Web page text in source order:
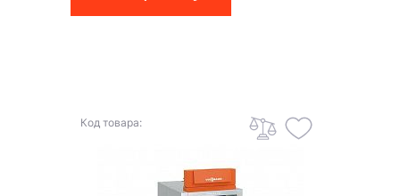
Код товара: